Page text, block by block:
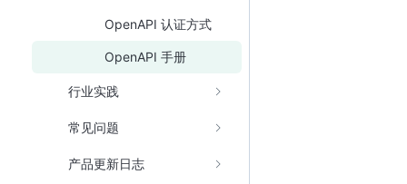
OpenAPI 认证方式
OpenAPI 手册
行业实践
常见问题
产品更新日志